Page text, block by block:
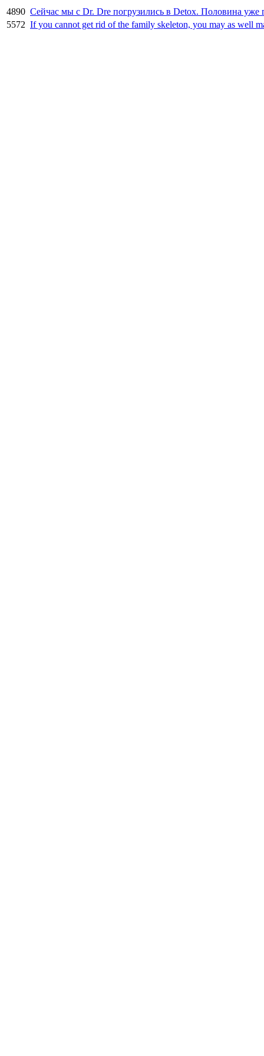
4890 Сейчас мы с Dr. Dre погрузились в Detox. Половина
5572 If you cannot get rid of the family skeleton, you may as well